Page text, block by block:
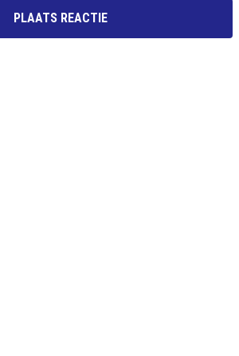
PLAATS REACTIE